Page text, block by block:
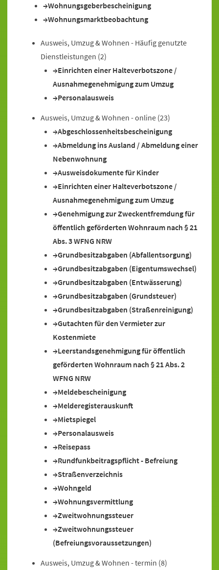
Wohnungsgeberbescheinigung
Wohnungsmarktbeobachtung
Ausweis, Umzug & Wohnen - Häufig genutzte
Dienstleistungen (2)
Einrichten einer Halteverbotszone /
Ausnahmegenehmigung zum Umzug
Personalausweis
Ausweis, Umzug & Wohnen - online (23)
Abgeschlossenheitsbescheinigung
Abmeldung ins Ausland / Abmeldung einer
Nebenwohnung
Ausweisdokumente für Kinder
Einrichten einer Halteverbotszone /
Ausnahmegenehmigung zum Umzug
Genehmigung zur Zweckentfremdung für
öffentlich geförderten Wohnraum nach § 21
Abs. 3 WFNG NRW
Grundbesitzabgaben (Abfallentsorgung)
Grundbesitzabgaben (Eigentumswechsel)
Grundbesitzabgaben (Entwässerung)
Grundbesitzabgaben (Grundsteuer)
Grundbesitzabgaben (Straßenreinigung)
Gutachten für den Vermieter zur
Kostenmiete
Leerstandsgenehmigung für öffentlich
geförderten Wohnraum nach § 21 Abs. 2
WFNG NRW
Meldebescheinigung
Melderegisterauskunft
Mietspiegel
Personalausweis
Reisepass
Rundfunkbeitragspflicht - Befreiung
Straßenverzeichnis
Wohngeld
Wohnungsvermittlung
Zweitwohnungssteuer
Zweitwohnungssteuer
(Befreiungsvoraussetzungen)
Ausweis, Umzug & Wohnen - termin (8)